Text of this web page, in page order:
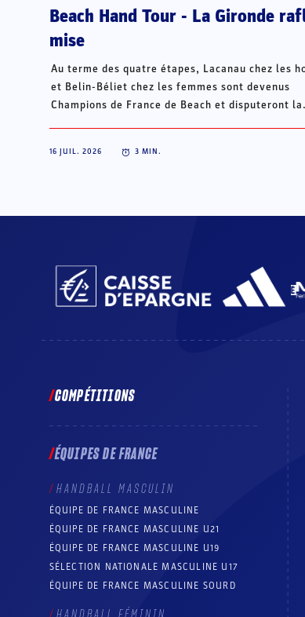
Beach Hand Tour - La Gironde
mise
Au terme des quatre étapes, Lacanau chez les
et Belin-Béliet chez les femmes sont devenus
Champions de France de Beach et disputeront la
16 JUIL. 2026 3 MIN.
COMPÉTITIONS
ÉQUIPES DE FRANCE
HANDBALL MASCULIN
ÉQUIPE DE FRANCE MASCULINE
ÉQUIPE DE FRANCE MASCULINE U21
ÉQUIPE DE FRANCE MASCULINE U19
SÉLECTION NATIONALE MASCULINE U17
ÉQUIPE DE FRANCE MASCULINE SOURD